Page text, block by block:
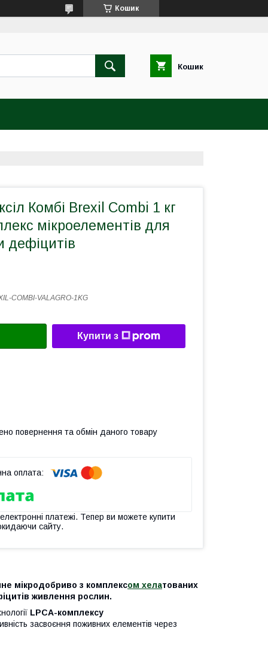
Кошик
Кошик
Комбі Brexil Combi 1 кг
мікроелементів для
дефіцитів
COMBI-VALAGRO-1KG
Купити з
повернення та обмін даного товару
платежі. Тепер ви можете купити
сайту.
мікродобриво з комплексом хелатованих
живлення рослин.
LPCA-комплексу
засвоєння поживних елементів через